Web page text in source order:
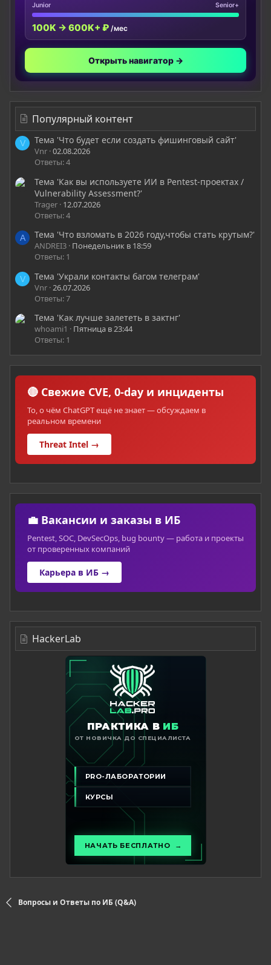
Junior Senior+
100K → 600K+ ₽ /мес
Открыть навигатор →
Популярный контент
V Тема 'Что будет если создать фишинговый сайт'
Vnr 02.08.2026
Ответы: 4
Тема 'Как вы используете ИИ в Pentest-проектах /
Vulnerability Assessment?'
Trager 12.07.2026
Ответы: 4
A Тема 'Что взломать в 2026 году,чтобы стать крутым?'
ANDREI3 Понедельник в 18:59
Ответы: 1
V Тема 'Украли контакты багом телеграм'
Vnr 26.07.2026
Ответы: 7
Тема 'Как лучше залететь в зактнг'
whoami1
Пятница в 23:44
Ответы: 1
🔴 Свежие CVE, 0-day и инциденты
То, о чём ChatGPT ещё не знает — обсуждаем в
реальном времени
Threat Intel →
💼 Вакансии и заказы в ИБ
Pentest, SOC, DevSecOps, bug bounty — работа и проекты
от проверенных компаний
Карьера в ИБ →
HackerLab
Вопросы и Ответы по ИБ (Q&A)